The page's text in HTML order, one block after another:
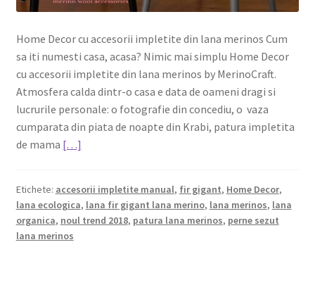
Home Decor cu accesorii impletite din lana merinos Cum
sa iti numesti casa, acasa? Nimic mai simplu Home Decor
cu accesorii impletite din lana merinos by MerinoCraft.
Atmosfera calda dintr-o casa e data de oameni dragi si
lucrurile personale: o fotografie din concediu, o vaza
cumparata din piata de noapte din Krabi, patura impletita
de mama […]
Etichete: accesorii impletite manual, fir gigant, Home Decor,
lana ecologica, lana fir gigant lana merino, lana merinos, lana
organica, noul trend 2018, patura lana merinos, perne sezut
lana merinos